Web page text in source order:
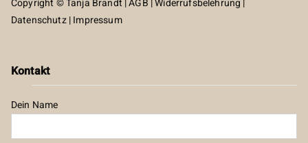
Copyright © Tanja Brandt |AGB |Widerrufsbelehrung |
Datenschutz|Impressum
Kontakt
Dein Name